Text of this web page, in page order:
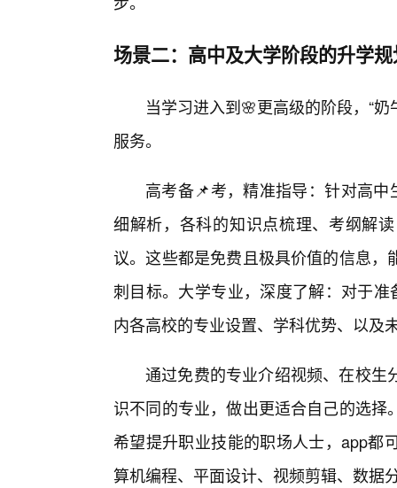
场景二：高中及大学阶段的升学
当学习进入到🌸更高级的阶段，“
服务。
高考备📌考，精准指导：针对高
细解析，各科的知识点梳理、考纲解
议。这些都是免费且极具价值的信息
刺目标。大学专业，深度了解：对于
内各高校的专业设置、学科优势、以及
通过免费的专业介绍视频、在校生
识不同的专业，做出更适合自己的选
希望提升职业技能的职场人士，app都
算机编程、平面设计、视频剪辑、数据